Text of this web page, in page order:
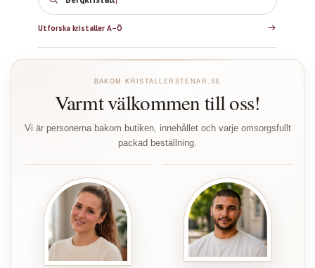
Utforska kristaller A–Ö
BAKOM KRISTALLERSTENAR.SE
Varmt välkommen till oss!
Vi är personerna bakom butiken, innehållet och varje omsorgsfullt
packad beställning.